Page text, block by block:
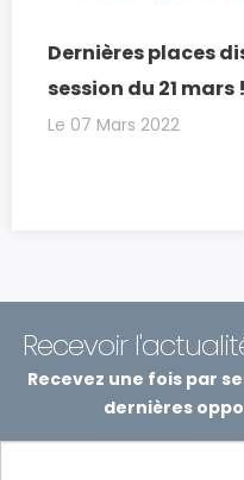
Dernières places
session du 21 mars !
Le 07 Mars 2022
Recevoir
Recevez une fois par
dernières